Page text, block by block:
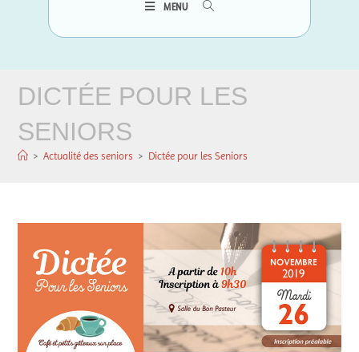
MENU
DICTÉE POUR LES
SENIORS
> Actualité des seniors > Dictée pour les Seniors